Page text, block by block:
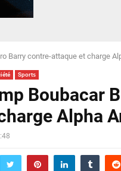
Barry contre-attaque et charge
Sports
Boubacar
Alpha